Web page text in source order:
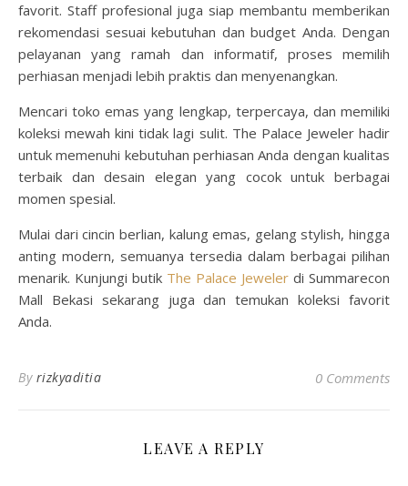
favorit. Staff profesional juga siap membantu memberikan
rekomendasi sesuai kebutuhan dan budget Anda. Dengan
pelayanan yang ramah dan informatif, proses memilih
perhiasan menjadi lebih praktis dan menyenangkan.
Mencari toko emas yang lengkap, terpercaya, dan memiliki
koleksi mewah kini tidak lagi sulit. The Palace Jeweler hadir
untuk memenuhi kebutuhan perhiasan Anda dengan kualitas
terbaik dan desain elegan yang cocok untuk berbagai
momen spesial.
Mulai dari cincin berlian, kalung emas, gelang stylish, hingga
anting modern, semuanya tersedia dalam berbagai pilihan
menarik. Kunjungi butik The Palace Jeweler di Summarecon
Mall Bekasi sekarang juga dan temukan koleksi favorit
Anda.
By rizkyaditia 0 Comments
LEAVE A REPLY